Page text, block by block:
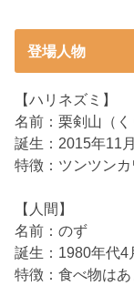
登場人物
【ハリネズミ】
名前：栗剣山（く
誕生：2015年11月
特徴：ツンツン
【人間】
名前：のず
誕生：1980年代4
特徴：食べ物は